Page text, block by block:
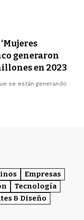
generaron
en 2023
se están generando
Empresas
Tecnología
& Diseño